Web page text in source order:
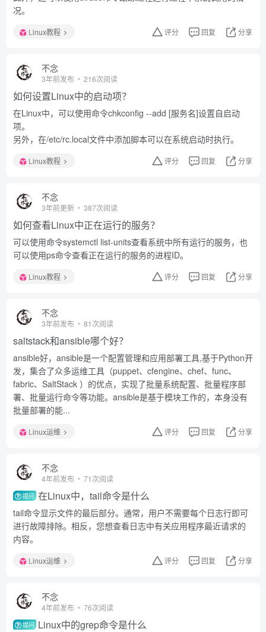
况。
Linux教程 评分 回复 分享
不念
3年前发布 216次阅读
如何设置Linux中的启动项？
在Linux中，可以使用命令chkconfig --add [服务名]设置自启动
项。
另外，在/etc/rc.local文件中添加脚本可以在系统启动时执行。
Linux教程 评分 回复 分享
不念
3年前更新 387次阅读
如何查看Linux中正在运行的服务？
可以使用命令systemctl list-units查看系统中所有运行的服务，也
可以使用ps命令查看正在运行的服务的进程ID。
Linux教程 评分 回复 分享
不念
3年前发布 81次阅读
saltstack和ansible哪个好？
ansible好，ansible是一个配置管理和应用部署工具,基于Python开
发，集合了众多运维工具（puppet、cfengine、chef、func、
fabric、SaltStack ）的优点，实现了批量系统配置、批量程序部
署、批量运行命令等功能。ansible是基于模块工作的，本身没有
批量部署的能...
Linux运维 评分 回复 分享
不念
4年前发布 71次阅读
提问 在Linux中，tail命令是什么
tail命令显示文件的最后部分。通常，用户不需要每个日志行即可
进行故障排除。相反，您想查看日志中有关应用程序最近请求的
内容。
Linux运维 评分 回复 分享
不念
4年前发布 76次阅读
提问 Linux中的grep命令是什么